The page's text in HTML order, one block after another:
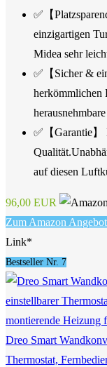
✅【
einzigartigen
Midea sehr
✅【Sicher &
herkömmlichen
✅【Garantie】
auf diesen
96,00 EUR
Zum Amazon
Link*
Bestseller Nr. 7
Dreo Smart
Thermostat,